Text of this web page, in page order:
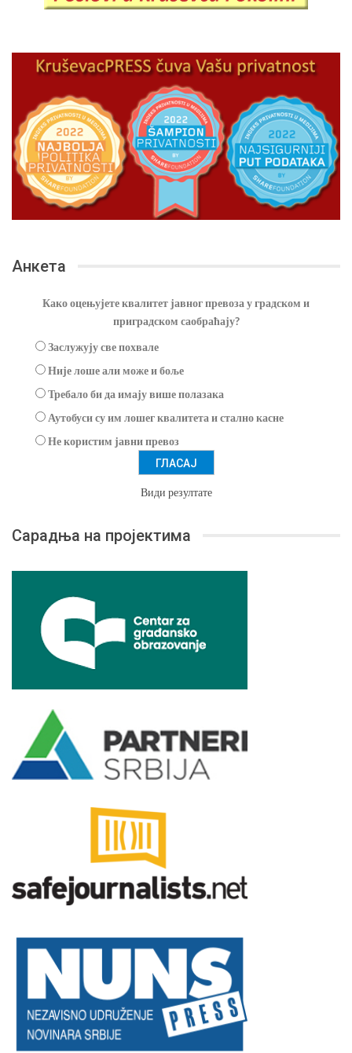
Анкета
Како оцењујете квалитет јавног превоза у градском и
приградском саобраћају?
Заслужују све похвале
Није лоше али може и боље
Требало би да имају више полазака
Аутобуси су им лошег квалитета и стално касне
Не користим јавни превоз
Види резултате
Сарадња на пројектима